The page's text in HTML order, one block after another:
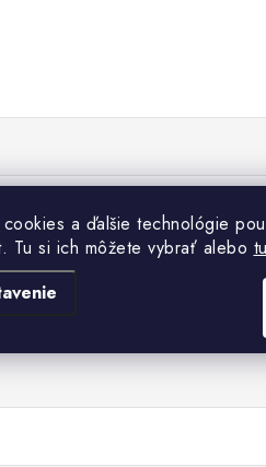
a ďalšie technológie
Tu si ich môžete vybrať alebo tu